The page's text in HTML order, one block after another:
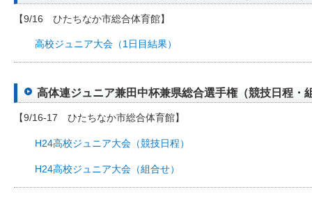
【9/16 ひたちなか市総合体育館】
高校ジュニア大会（1日目結果）
高体連ジュニア兼田中杯兼県総合選手権（競技日程・
【9/16-17 ひたちなか市総合体育館】
H24高校ジュニア大会（競技日程）
H24高校ジュニア大会（組合せ）